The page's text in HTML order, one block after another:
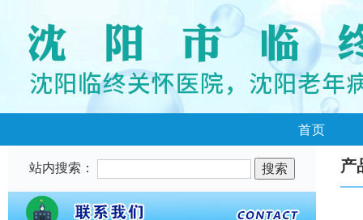
首页
站内搜索： 产